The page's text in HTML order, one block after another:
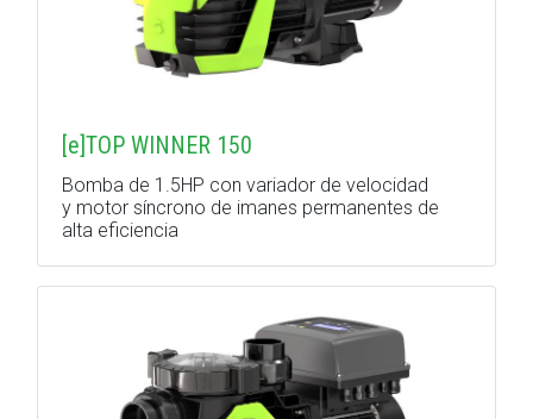
[e]TOP WINNER 150
Bomba de 1.5HP con variador de velocidad
y motor síncrono de imanes permanentes de
alta eficiencia